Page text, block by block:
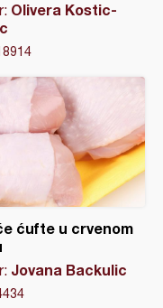
Olivera Kostic-
ćufte u crvenom
Jovana Backulic